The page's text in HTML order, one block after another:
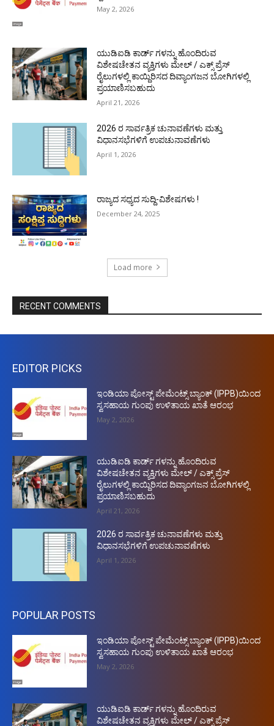
May 2, 2026
ಯುಡಿಐಡಿ ಕಾರ್ಡ್ ಗಳನ್ನು ಹೊಂದಿರುವ
ವಿಶೇಷಚೇತನ ವ್ಯಕ್ತಿಗಳು ಮೇಲ್ / ಎಕ್ಸ್ ಪ್ರೆಸ್
ರೈಲುಗಳಲ್ಲಿ ಕಾಯ್ದಿರಿಸದ ದಿವ್ಯಾಂಗಜನ ಬೋಗಿಗಳಲ್ಲಿ
ಪ್ರಯಾಣಿಸಬಹುದು
April 21, 2026
2026 ರ ಸಾರ್ವತ್ರಿಕ ಚುನಾವಣೆಗಳು ಮತ್ತು
ವಿಧಾನಸಭೆಗಳಿಗೆ ಉಪಚುನಾವಣೆಗಳು
April 1, 2026
ರಾಜ್ಯದ ಸಧ್ಯದ ಸುದ್ದಿ-ವಿಶೇಷಗಳು !
December 24, 2025
Load more
RECENT COMMENTS
EDITOR PICKS
ಇಂಡಿಯಾ ಪೋಸ್ಟ್ ಪೇಮೆಂಟ್ಸ್ ಬ್ಯಾಂಕ್ (IPPB)ಯಿಂದ
ಸ್ವಸಹಾಯ ಗುಂಪು ಉಳಿತಾಯ ಖಾತೆ ಆರಂಭ
May 2, 2026
ಯುಡಿಐಡಿ ಕಾರ್ಡ್ ಗಳನ್ನು ಹೊಂದಿರುವ
ವಿಶೇಷಚೇತನ ವ್ಯಕ್ತಿಗಳು ಮೇಲ್ / ಎಕ್ಸ್ ಪ್ರೆಸ್
ರೈಲುಗಳಲ್ಲಿ ಕಾಯ್ದಿರಿಸದ ದಿವ್ಯಾಂಗಜನ ಬೋಗಿಗಳಲ್ಲಿ
ಪ್ರಯಾಣಿಸಬಹುದು
April 21, 2026
2026 ರ ಸಾರ್ವತ್ರಿಕ ಚುನಾವಣೆಗಳು ಮತ್ತು
ವಿಧಾನಸಭೆಗಳಿಗೆ ಉಪಚುನಾವಣೆಗಳು
April 1, 2026
POPULAR POSTS
ಇಂಡಿಯಾ ಪೋಸ್ಟ್ ಪೇಮೆಂಟ್ಸ್ ಬ್ಯಾಂಕ್ (IPPB)ಯಿಂದ
ಸ್ವಸಹಾಯ ಗುಂಪು ಉಳಿತಾಯ ಖಾತೆ ಆರಂಭ
May 2, 2026
ಯುಡಿಐಡಿ ಕಾರ್ಡ್ ಗಳನ್ನು ಹೊಂದಿರುವ
ವಿಶೇಷಚೇತನ ವ್ಯಕ್ತಿಗಳು ಮೇಲ್ / ಎಕ್ಸ್ ಪ್ರೆಸ್